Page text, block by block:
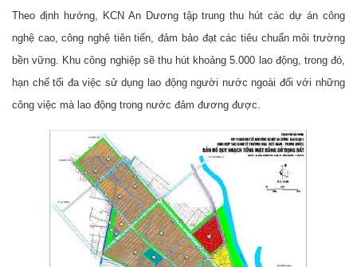
Theo định hướng, KCN An Dương tập trung thu hút các dự án công
nghệ cao, công nghệ tiên tiến, đảm bảo đạt các tiêu chuẩn môi trường
bền vững. Khu công nghiệp sẽ thu hút khoảng 5.000 lao động, trong đó,
hạn chế tối đa việc sử dụng lao động người nước ngoài đối với những
công việc mà lao động trong nước đảm đương được.